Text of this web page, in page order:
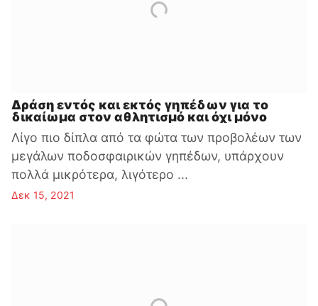
Δράση εντός και εκτός γηπέδων για το
δικαίωμα στον αθλητισμό και όχι μόνο
Λίγο πιο δίπλα από τα φώτα των προβολέων των
μεγάλων ποδοσφαιρικών γηπέδων, υπάρχουν
πολλά μικρότερα, λιγότερο ...
Δεκ 15, 2021